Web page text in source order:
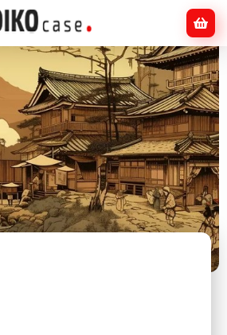
Чому японська культура так впливає на дизайн